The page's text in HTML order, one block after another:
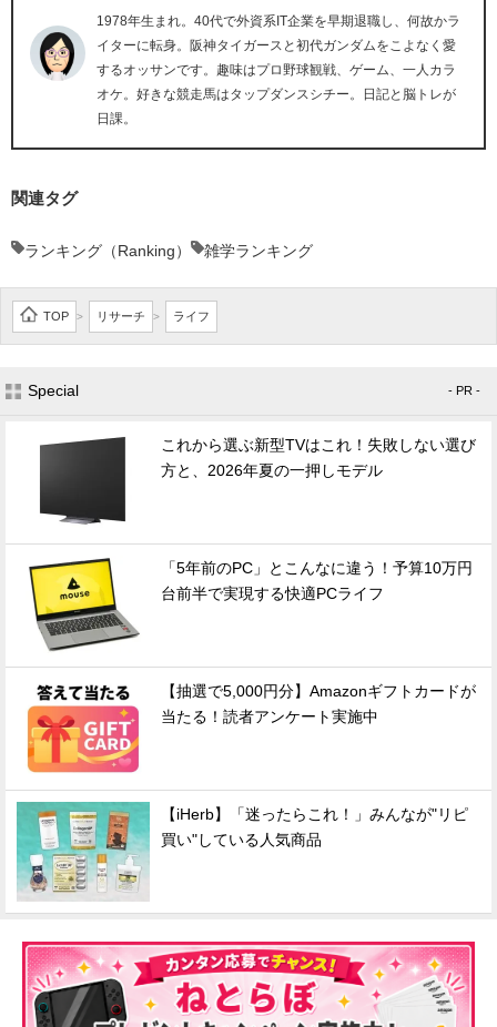
1978年生まれ。40代で外資系IT企業を早期退職し、何故かラ
イターに転身。阪神タイガースと初代ガンダムをこよなく愛
するオッサンです。趣味はプロ野球観戦、ゲーム、一人カラ
オケ。好きな競走馬はタップダンスシチー。日記と脳トレが
日課。
関連タグ
ランキング（Ranking） 雑学ランキング
TOP > リサーチ > ライフ
Special - PR -
これから選ぶ新型TVはこれ！失敗しない選び
方と、2026年夏の一押しモデル
「5年前のPC」とこんなに違う！予算10万円
台前半で実現する快適PCライフ
【抽選で5,000円分】Amazonギフトカードが
当たる！読者アンケート実施中
【iHerb】「迷ったらこれ！」みんなが"リピ
買い"している人気商品